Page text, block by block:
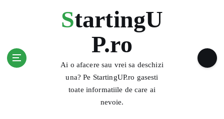
StartingU
P.ro
Ai o afacere sau vrei sa deschizi
una? Pe StartingUP.ro gasesti
toate informatiile de care ai
nevoie.